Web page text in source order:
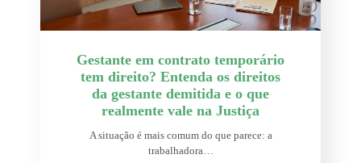
Gestante em contrato temporário
tem direito? Entenda os direitos
da gestante demitida e o que
realmente vale na Justiça
A situação é mais comum do que parece: a
trabalhadora…